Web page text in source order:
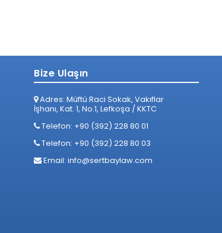
Bize Ulaşın
Adres: Müftü Raci Sokak, Vakıflar
İşhanı, Kat. 1, No.1, Lefkoşa / KKTC
Telefon: +90 (392) 228 80 01
Telefon: +90 (392) 228 80 03
Email: info@sertbaylaw.com